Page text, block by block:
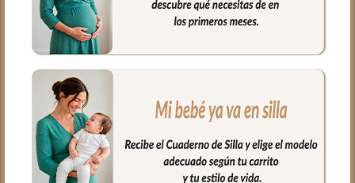
La funda es extraíble y lavable a
máquina para facilitar su
mantenimiento. Relleno hipoalergénico.
Medidas: 35 x 11 cm.
Fabricado en España con materiales
certificados libres de sustancias nocivas.
El complemento esencial con el sello
block-print de la colección Provenza.